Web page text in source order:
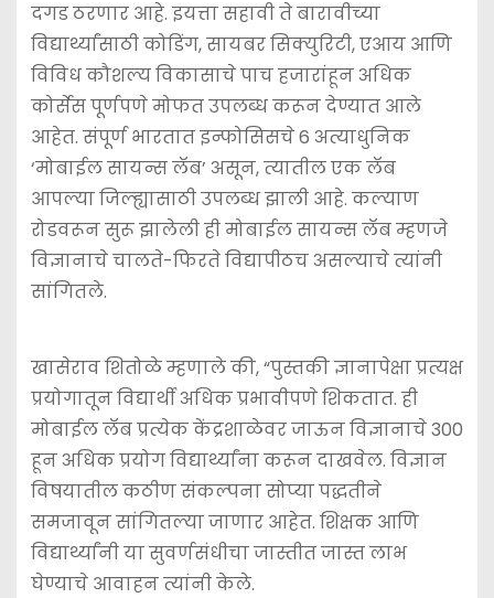
दगड ठरणार आहे. इयत्ता सहावी ते बारावीच्या
विद्यार्थ्यांसाठी कोडिंग, सायबर सिक्युरिटी, एआय आणि
विविध कौशल्य विकासाचे पाच हजारांहून अधिक
कोर्सेस पूर्णपणे मोफत उपलब्ध करून देण्यात आले
आहेत. संपूर्ण भारतात इन्फोसिसचे 6 अत्याधुनिक
‘मोबाईल सायन्स लॅब’ असून, त्यातील एक लॅब
आपल्या जिल्ह्यासाठी उपलब्ध झाली आहे. कल्याण
रोडवरून सुरू झालेली ही मोबाईल सायन्स लॅब म्हणजे
विज्ञानाचे चालते-फिरते विद्यापीठच असल्याचे त्यांनी
सांगितले.
खासेराव शितोळे म्हणाले की, “पुस्तकी ज्ञानापेक्षा प्रत्यक्ष
प्रयोगातून विद्यार्थी अधिक प्रभावीपणे शिकतात. ही
मोबाईल लॅब प्रत्येक केंद्रशाळेवर जाऊन विज्ञानाचे 300
हून अधिक प्रयोग विद्यार्थ्यांना करून दाखवेल. विज्ञान
विषयातील कठीण संकल्पना सोप्या पद्धतीने
समजावून सांगितल्या जाणार आहेत. शिक्षक आणि
विद्यार्थ्यांनी या सुवर्णसंधीचा जास्तीत जास्त लाभ
घेण्याचे आवाहन त्यांनी केले.